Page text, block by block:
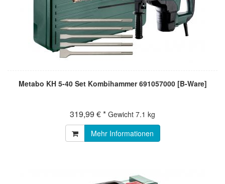
Metabo KH 5-40 Set Kombihammer 691057000 [B-Ware]
319,99 € * Gewicht 7.1 kg
Mehr Informationen